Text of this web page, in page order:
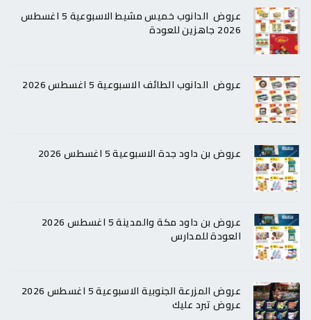
عروض الدانوب خميس مشيط الاسبوعية 5 اغسطس
2026 جاهزين للعودة
عروض الدانوب الطائف الاسبوعية 5 اغسطس 2026
عروض بن داود جدة الاسبوعية 5 اغسطس 2026
عروض بن داود مكة والمدينة 5 اغسطس 2026
العودة للمدارس
عروض المزرعة الجنوبية الاسبوعية 5 اغسطس 2026
عروض تبرد عليك